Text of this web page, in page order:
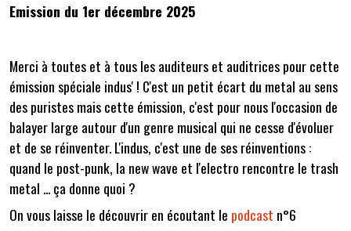
Emission du 1er décembre 2025
Merci à toutes et à tous les auditeurs et auditrices pour cette
émission spéciale indus' ! C'est un petit écart du metal au sens
des puristes mais cette émission, c'est pour nous l'occasion de
balayer large autour d'un genre musical qui ne cesse d'évoluer
et de se réinventer. L'indus, c'est une de ses réinventions :
quand le post-punk, la new wave et l'electro rencontre le trash
metal ... ça donne quoi ?
On vous laisse le découvrir en écoutant le podcast n°6